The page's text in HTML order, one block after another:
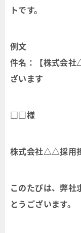
トです。
例文
件名：【株式会
ざいます
□□様
株式会社△△採用
このたびは、弊社
とうございます。